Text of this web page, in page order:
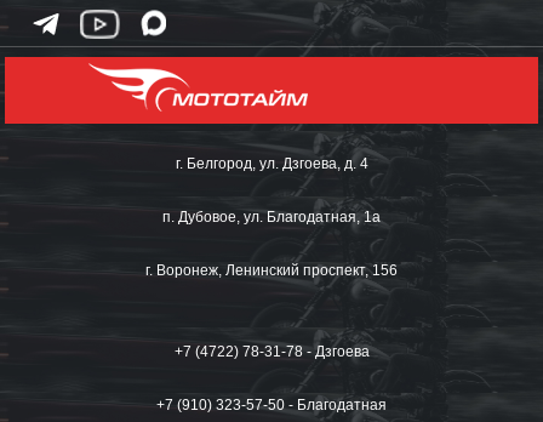
г. Белгород, ул. Дзгоева, д. 4
п. Дубовое, ул. Благодатная, 1а
г. Воронеж, Ленинский проспект, 156
+7 (4722) 78-31-78 - Дзгоева
+7 (910) 323-57-50 - Благодатная